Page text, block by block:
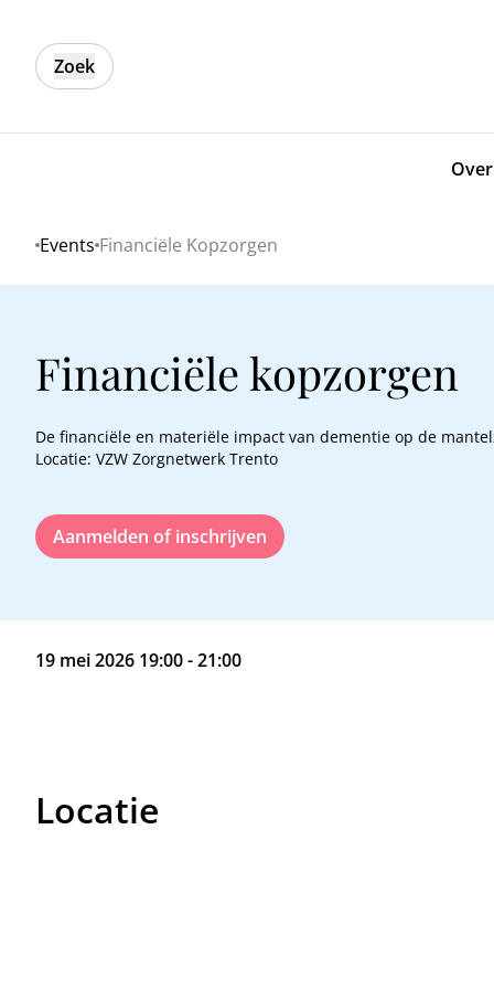
Zoek
Home
Events Financiële Kopzorgen
Financiële kopzorgen
De financiële en materiële impact van dementie op de
Locatie: VZW Zorgnetwerk Trento
Aanmelden of inschrijven
19 mei 2026 19:00 - 21:00
Locatie